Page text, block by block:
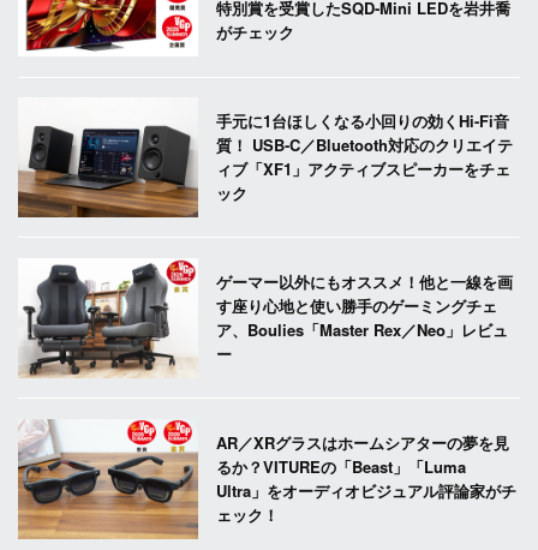
特別賞を受賞したSQD-Mini LEDを岩井喬
がチェック
手元に1台ほしくなる小回りの効くHi-Fi音
質！ USB-C／Bluetooth対応のクリエイテ
ィブ「XF1」アクティブスピーカーをチェ
ック
ゲーマー以外にもオススメ！他と一線を画
す座り心地と使い勝手のゲーミングチェ
ア、Boulies「Master Rex／Neo」レビュ
ー
AR／XRグラスはホームシアターの夢を見
るか？VITUREの「Beast」「Luma
Ultra」をオーディオビジュアル評論家がチ
ェック！